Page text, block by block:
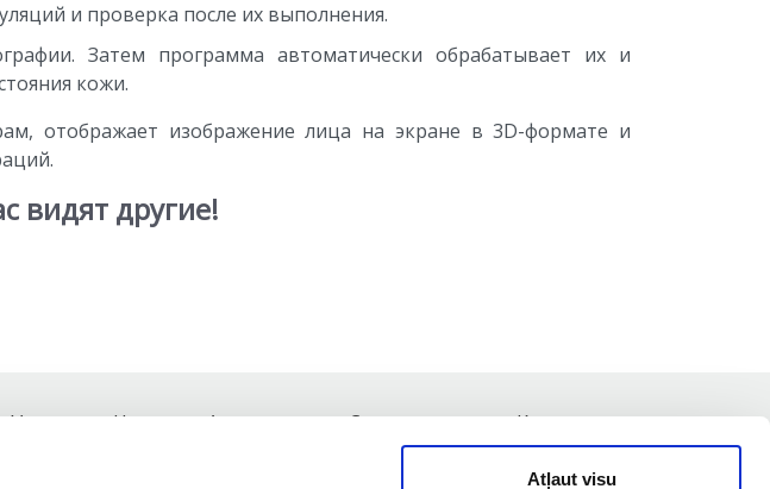
Atļaut visu
и проверка после их выполнения.
Затем программа автоматически обрабатывает их и
кожи.
отображает изображение лица на экране в 3D-формате и
видят другие!
Услуги Цены Актуально Специалисты Контакты